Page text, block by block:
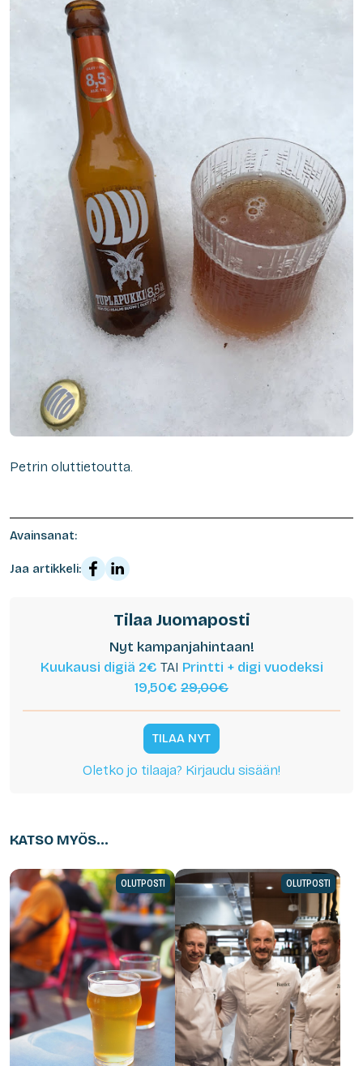
Petrin oluttietoutta.
Avainsanat:
Jaa artikkeli:
Tilaa Juomaposti
Nyt kampanjahintaan!
Kuukausi digiä 2€ TAI Printti + digi vuodeksi
19,50€ 29,00€
TILAA NYT
Oletko jo tilaaja? Kirjaudu sisään!
KATSO MYÖS...
OLUTPOSTI OLUTPOSTI